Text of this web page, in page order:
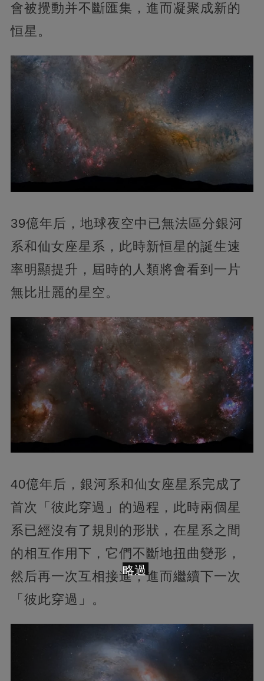
會被攪動并不斷匯集，進而凝聚成新的
恒星。
39億年后，地球夜空中已無法區分銀河
系和仙女座星系，此時新恒星的誕生速
率明顯提升，屆時的人類將會看到一片
無比壯麗的星空。
40億年后，銀河系和仙女座星系完成了
首次「彼此穿過」的過程，此時兩個星
系已經沒有了規則的形狀，在星系之間
的相互作用下，它們不斷地扭曲變形，
然后再一次互相接進，進而繼續下一次
「彼此穿過」。
略過